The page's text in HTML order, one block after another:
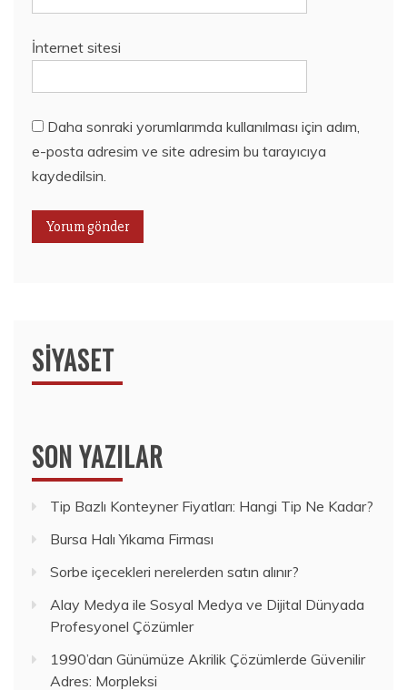
İnternet sitesi
Daha sonraki yorumlarımda kullanılması için adım,
e-posta adresim ve site adresim bu tarayıcıya
kaydedilsin.
SIYASET
SON YAZILAR
Tip Bazlı Konteyner Fiyatları: Hangi Tip Ne Kadar?
Bursa Halı Yıkama Firması
Sorbe içecekleri nerelerden satın alınır?
Alay Medya ile Sosyal Medya ve Dijital Dünyada
Profesyonel Çözümler
1990’dan Günümüze Akrilik Çözümlerde Güvenilir
Adres: Morpleksi